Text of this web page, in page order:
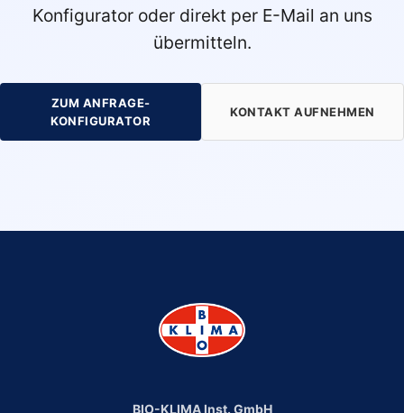
Konfigurator oder direkt per E-Mail an uns
übermitteln.
ZUM ANFRAGE-
KONFIGURATOR
KONTAKT AUFNEHMEN
BIO-KLIMA Inst. GmbH